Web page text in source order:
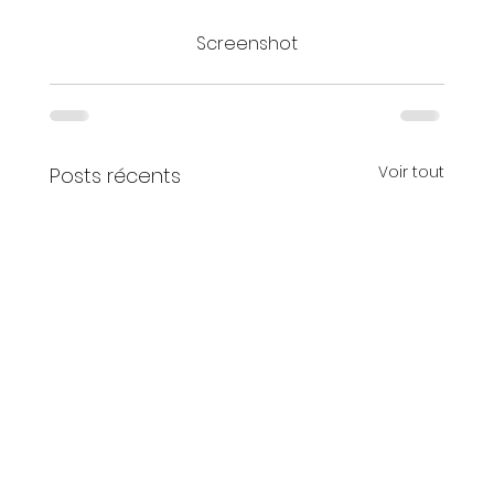
Screenshot
Posts récents Voir tout